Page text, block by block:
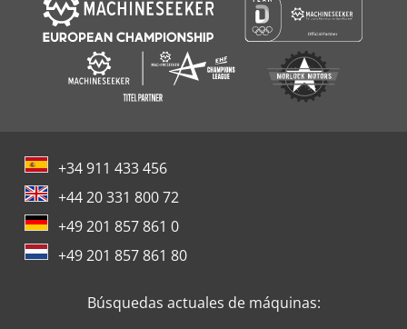
+34 911 433 456
+44 20 331 800 72
+49 201 857 861 0
+49 201 857 861 80
Búsquedas actuales de máquinas: